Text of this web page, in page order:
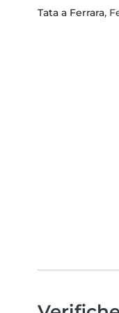
Tata a Ferrara,